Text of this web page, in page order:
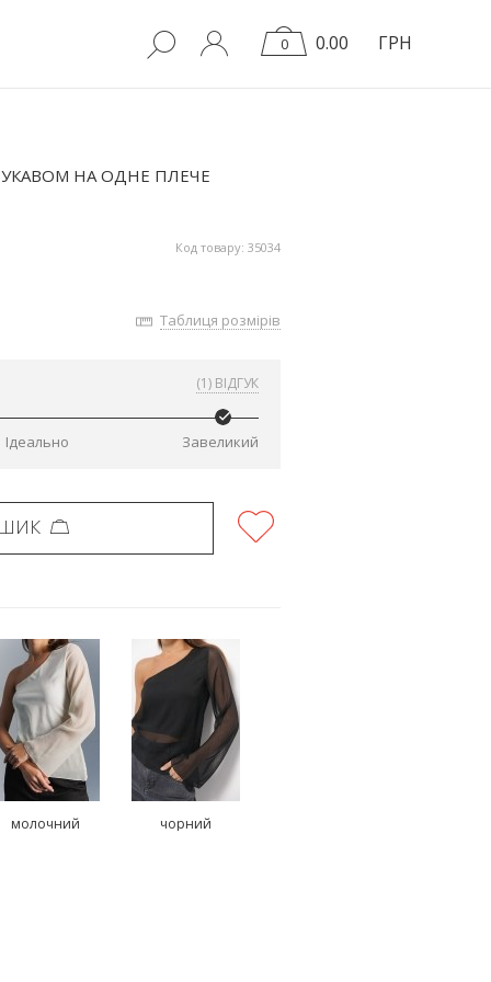
0 0.00 ГРН
НА ОДНЕ ПЛЕЧЕ
Код товару: 35034
Таблиця розмірів
(1) ВІДГУК
Ідеально Завеликий
молочний чорний